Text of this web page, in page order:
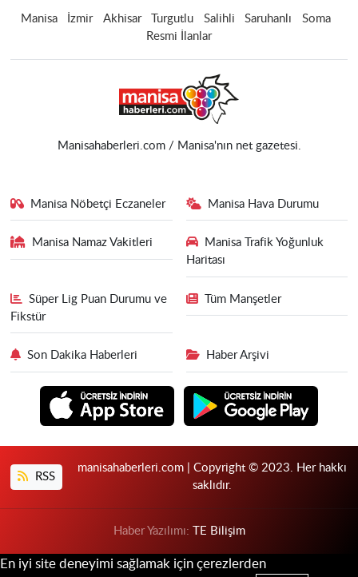
Manisa İzmir Akhisar Turgutlu Salihli Saruhanlı
Soma
Resmi İlanlar
Manisahaberleri.com / Manisa'nın net gazetesi.
Manisa Nöbetçi Eczaneler Manisa Hava Durumu
Manisa Namaz Vakitleri
Manisa Trafik Yoğunluk
Haritası
Süper Lig Puan Durumu ve
Fikstür
Tüm Manşetler
Son Dakika Haberleri Haber Arşivi
RSS
manisahaberleri.com | Copyright © 2023. Her hakkı
saklıdır.
Haber Yazılımı: TE Bilişim
En iyi site deneyimi sağlamak için çerezlerden